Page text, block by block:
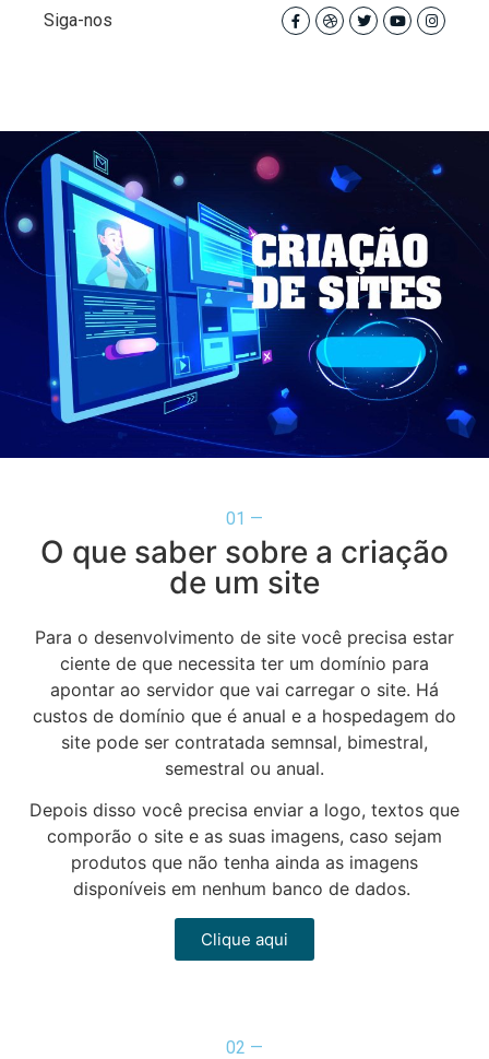
Siga-nos
01 —
O que saber sobre a criação
de um site
Para o desenvolvimento de site você precisa estar
ciente de que necessita ter um domínio para
apontar ao servidor que vai carregar o site. Há
custos de domínio que é anual e a hospedagem do
site pode ser contratada semnsal, bimestral,
semestral ou anual.
Depois disso você precisa enviar a logo, textos que
comporão o site e as suas imagens, caso sejam
produtos que não tenha ainda as imagens
disponíveis em nenhum banco de dados.
Clique aqui
02 —